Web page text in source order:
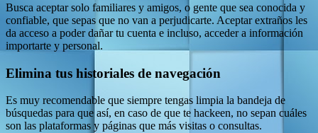
Busca aceptar solo familiares y amigos, o gente que sea conocida y
confiable, que sepas que no van a perjudicarte. Aceptar extraños les
da acceso a poder dañar tu cuenta e incluso, acceder a información
importarte y personal.
Elimina tus historiales de navegación
Es muy recomendable que siempre tengas limpia la bandeja de
búsquedas para que así, en caso de que te hackeen, no sepan cuáles
son las plataformas y páginas que más visitas o consultas.